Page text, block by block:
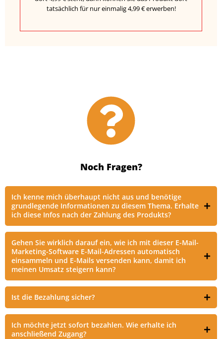
tatsächlich für nur einmalig 4,99 € erwerben!
Noch Fragen?
Ich kenne mich überhaupt nicht aus und benötige
grundlegende Informationen zu diesem Thema. Erhalte
ich diese Infos nach der Zahlung des Produkts?
Gehen Sie wirklich darauf ein, wie ich mit dieser E-Mail-
Marketing-Software E-Mail-Adressen automatisch
einsammeln und E-Mails versenden kann, damit ich
meinen Umsatz steigern kann?
Ist die Bezahlung sicher?
Ich möchte jetzt sofort bezahlen. Wie erhalte ich
anschließend Zugang?